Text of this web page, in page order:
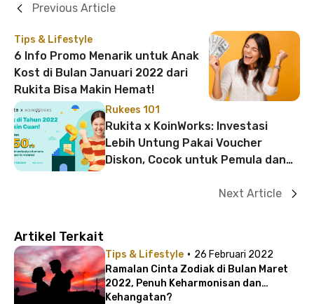
Tips & Lifestyle
6 Info Promo Menarik untuk Anak
Kost di Bulan Januari 2022 dari
Rukita Bisa Makin Hemat!
Previous Article
Rukees 101
Rukita x KoinWorks: Investasi
Lebih Untung Pakai Voucher
Diskon, Cocok untuk Pemula dan
Next Article
Artikel Terkait
Tips & Lifestyle · 26 Februari 2022
Ramalan Cinta Zodiak di Bulan Maret
2022, Penuh Keharmonisan dan
Kehangatan?